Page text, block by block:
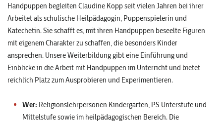
Handpuppen begleiten Claudine Kopp seit vielen Jahren bei ihrer
Arbeitet als schulische Heilpädagogin, Puppenspielerin und
Katechetin. Sie schafft es, mit ihren Handpuppen beseelte Figuren
mit eigenem Charakter zu schaffen, die besonders Kinder
ansprechen. Unsere Weiterbildung gibt eine Einführung und
Einblicke in die Arbeit mit Handpuppen im Unterricht und bietet
reichlich Platz zum Ausprobieren und Experimentieren.
Wer: Religionslehrpersonen Kindergarten, PS Unterstufe und
Mittelstufe sowie im heilpädagogischen Bereich. Die